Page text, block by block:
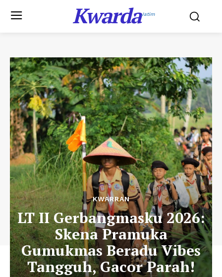
KwardaJatim
KWARRAN
LT II Gerbangmasku 2026:
Skena Pramuka
Gumukmas Beradu Vibes
Tangguh, Gacor Parah!